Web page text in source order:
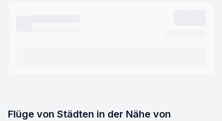
Flüge von Städten in der Nähe von